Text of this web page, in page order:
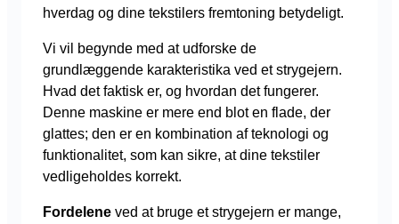
hverdag og dine tekstilers fremtoning betydeligt.
Vi vil begynde med at udforske de
grundlæggende karakteristika ved et strygejern.
Hvad det faktisk er, og hvordan det fungerer.
Denne maskine er mere end blot en flade, der
glattes; den er en kombination af teknologi og
funktionalitet, som kan sikre, at dine tekstiler
vedligeholdes korrekt.
Fordelene ved at bruge et strygejern er mange,